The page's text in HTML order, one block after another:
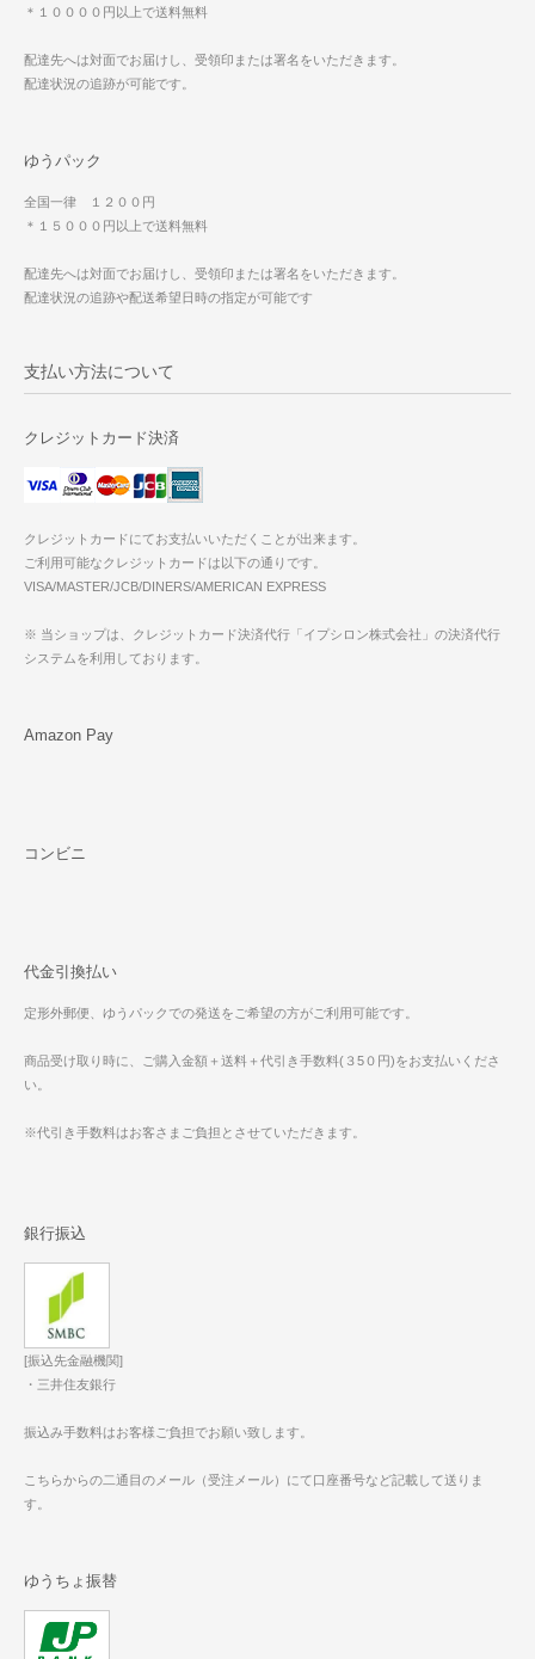
＊１００００円以上で送料無料
配達先へは対面でお届けし、受領印または署名をいただきます。
配達状況の追跡が可能です。
ゆうパック
全国一律 １２００円
＊１５０００円以上で送料無料
配達先へは対面でお届けし、受領印または署名をいただきます。
配達状況の追跡や配送希望日時の指定が可能です
支払い方法について
クレジットカード決済
クレジットカードにてお支払いいただくことが出来ます。
ご利用可能なクレジットカードは以下の通りです。
VISA/MASTER/JCB/DINERS/AMERICAN EXPRESS
※ 当ショップは、クレジットカード決済代行「イプシロン株式会社」の決済代行
システムを利用しております。
Amazon Pay
コンビニ
代金引換払い
定形外郵便、ゆうパックでの発送をご希望の方がご利用可能です。
商品受け取り時に、ご購入金額＋送料＋代引き手数料(３5０円)をお支払いくださ
い。
※代引き手数料はお客さまご負担とさせていただきます。
銀行振込
[振込先金融機関]
・三井住友銀行
振込み手数料はお客様ご負担でお願い致します。
こちらからの二通目のメール（受注メール）にて口座番号など記載して送りま
す。
ゆうちょ振替